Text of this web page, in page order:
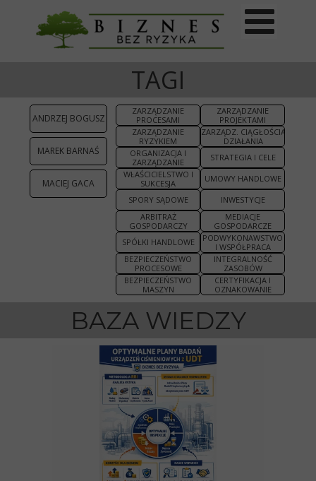
BAZA WIEDZY
TAGI
ANDRZEJ BOGUSZ
MAREK BARNAŚ
MACIEJ GACA
ZARZĄDZANIE
PROCESAMI
ZARZĄDZANIE
PROJEKTAMI
ZARZĄDZANIE
RYZYKIEM
ZARZĄDZ. CIĄGŁOŚCIĄ
DZIAŁANIA
ORGANIZACJA I
ZARZĄDZANIE
STRATEGIA I CELE
WŁAŚCICIELSTWO I
SUKCESJA
UMOWY HANDLOWE
SPORY SĄDOWE
INWESTYCJE
ARBITRAŻ
GOSPODARCZY
MEDIACJE
GOSPODARCZE
SPÓŁKI HANDLOWE
PODWYKONAWSTWO
I WSPÓŁPRACA
BEZPIECZEŃSTWO
PROCESOWE
INTEGRALNOŚĆ
ZASOBÓW
BEZPIECZEŃSTWO
MASZYN
CERTYFIKACJA I
OZNAKOWANIE